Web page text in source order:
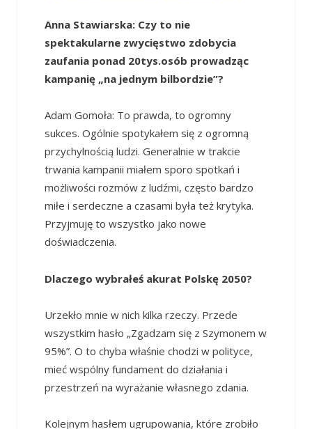
Anna Stawiarska: Czy to nie
spektakularne zwycięstwo zdobycia
zaufania ponad 20tys.osób prowadząc
kampanię „na jednym bilbordzie”?
Adam Gomoła: To prawda, to ogromny
sukces. Ogólnie spotykałem się z ogromną
przychylnością ludzi. Generalnie w trakcie
trwania kampanii miałem sporo spotkań i
możliwości rozmów z ludźmi, często bardzo
miłe i serdeczne a czasami była też krytyka.
Przyjmuję to wszystko jako nowe
doświadczenia.
Dlaczego wybrałeś akurat Polskę 2050?
Urzekło mnie w nich kilka rzeczy. Przede
wszystkim hasło „Zgadzam się z Szymonem w
95%”. O to chyba właśnie chodzi w polityce,
mieć wspólny fundament do działania i
przestrzeń na wyrażanie własnego zdania.
Kolejnym hasłem ugrupowania, które zrobiło